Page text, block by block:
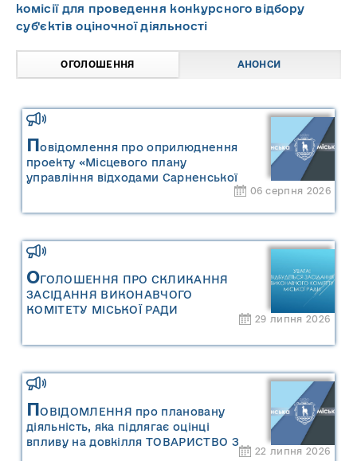
комісії для проведення конкурсного відбору
суб'єктів оціночної діяльності
ОГОЛОШЕННЯ АНОНСИ
Повідомлення про оприлюднення
проекту «Місцевого плану
управління відходами Сарненської
міської територіальної громади» та
управління відходами Сарненської
міської територіальної громади»
06 серпня 2026
ОГОЛОШЕННЯ ПРО СКЛИКАННЯ
ЗАСІДАННЯ ВИКОНАВЧОГО
КОМІТЕТУ МІСЬКОЇ РАДИ
29 липня 2026
ПОВІДОМЛЕННЯ про плановану
діяльність, яка підлягає оцінці
впливу на довкілля ТОВАРИСТВО З
22 липня 2026